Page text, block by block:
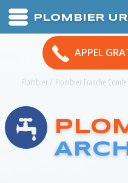
PLOMBIER
APPEL
Plombier/ Plombier Franche Comte